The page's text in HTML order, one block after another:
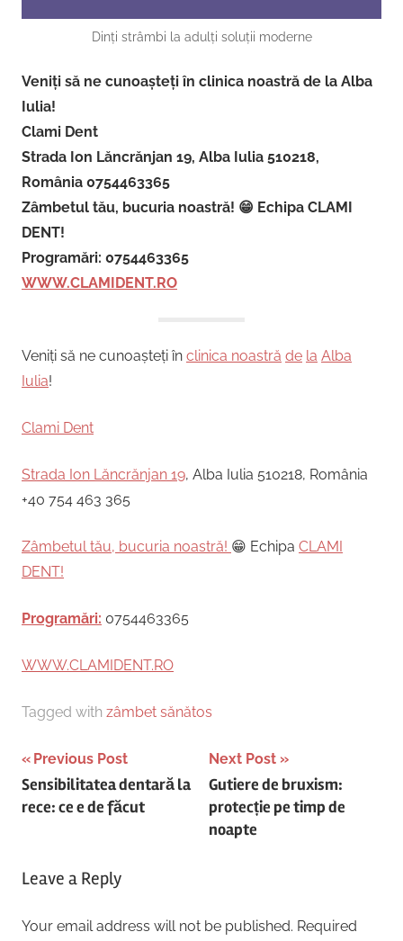
Dinți strâmbi la adulți soluții moderne
Veniți să ne cunoașteți în clinica noastră de la Alba
Iulia!
Clami Dent
Strada Ion Lăncrănjan 19, Alba Iulia 510218,
România 0754463365
Zâmbetul tău, bucuria noastră! 😁 Echipa CLAMI
DENT!
Programări: 0754463365
WWW.CLAMIDENT.RO
Veniți să ne cunoașteți în clinica noastră de la Alba
Iulia!
Clami Dent
Strada Ion Lăncrănjan 19, Alba Iulia 510218, România
+40 754 463 365
Zâmbetul tău, bucuria noastră! 😁 Echipa CLAMI
DENT!
Programări: 0754463365
WWW.CLAMIDENT.RO
Tagged with zâmbet sănătos
Post
navigation
Previous Post
Sensibilitatea dentară la
rece: ce e de făcut
Next Post
Gutiere de bruxism:
protecție pe timp de
noapte
Leave a Reply
Your email address will not be published. Required